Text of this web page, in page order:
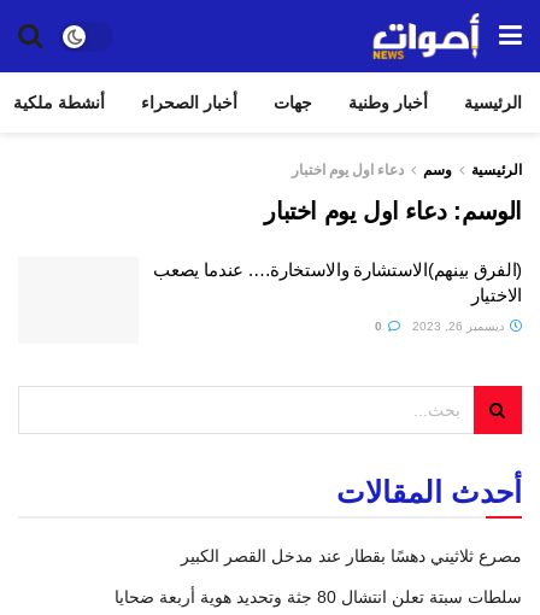
الرئيسية أخبار وطنية جهات أخبار الصحراء أنشطة ملكية
الرئيسية وسم دعاء اول يوم اختبار
الوسم:دعاء اول يوم اختبار
(الفرق بينهم)الاستشارة والاستخارة…. عندما يصعب
الاختيار
ديسمبر 26, 2023
أحدث المقالات
مصرع ثلاثيني دهسًا بقطار عند مدخل القصر الكبير
سلطات سبتة تعلن انتشال 80 جثة وتحديد هوية أربعة ضحايا